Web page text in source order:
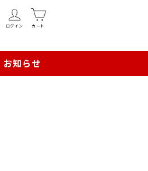
ログイン カート
お知らせ